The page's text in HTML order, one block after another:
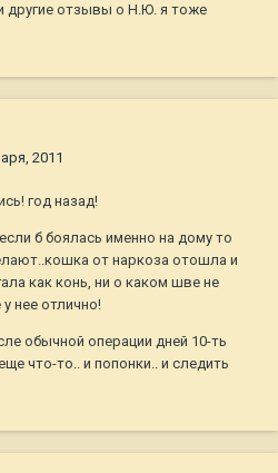
другие отзывы о Н.Ю. я тоже
2011
год назад!
б боялась именно на дому то
от наркоза отошла и
как конь, ни о каком шве не
нее отлично!
обычной операции дней 10-ть
что-то.. и попонки.. и следить